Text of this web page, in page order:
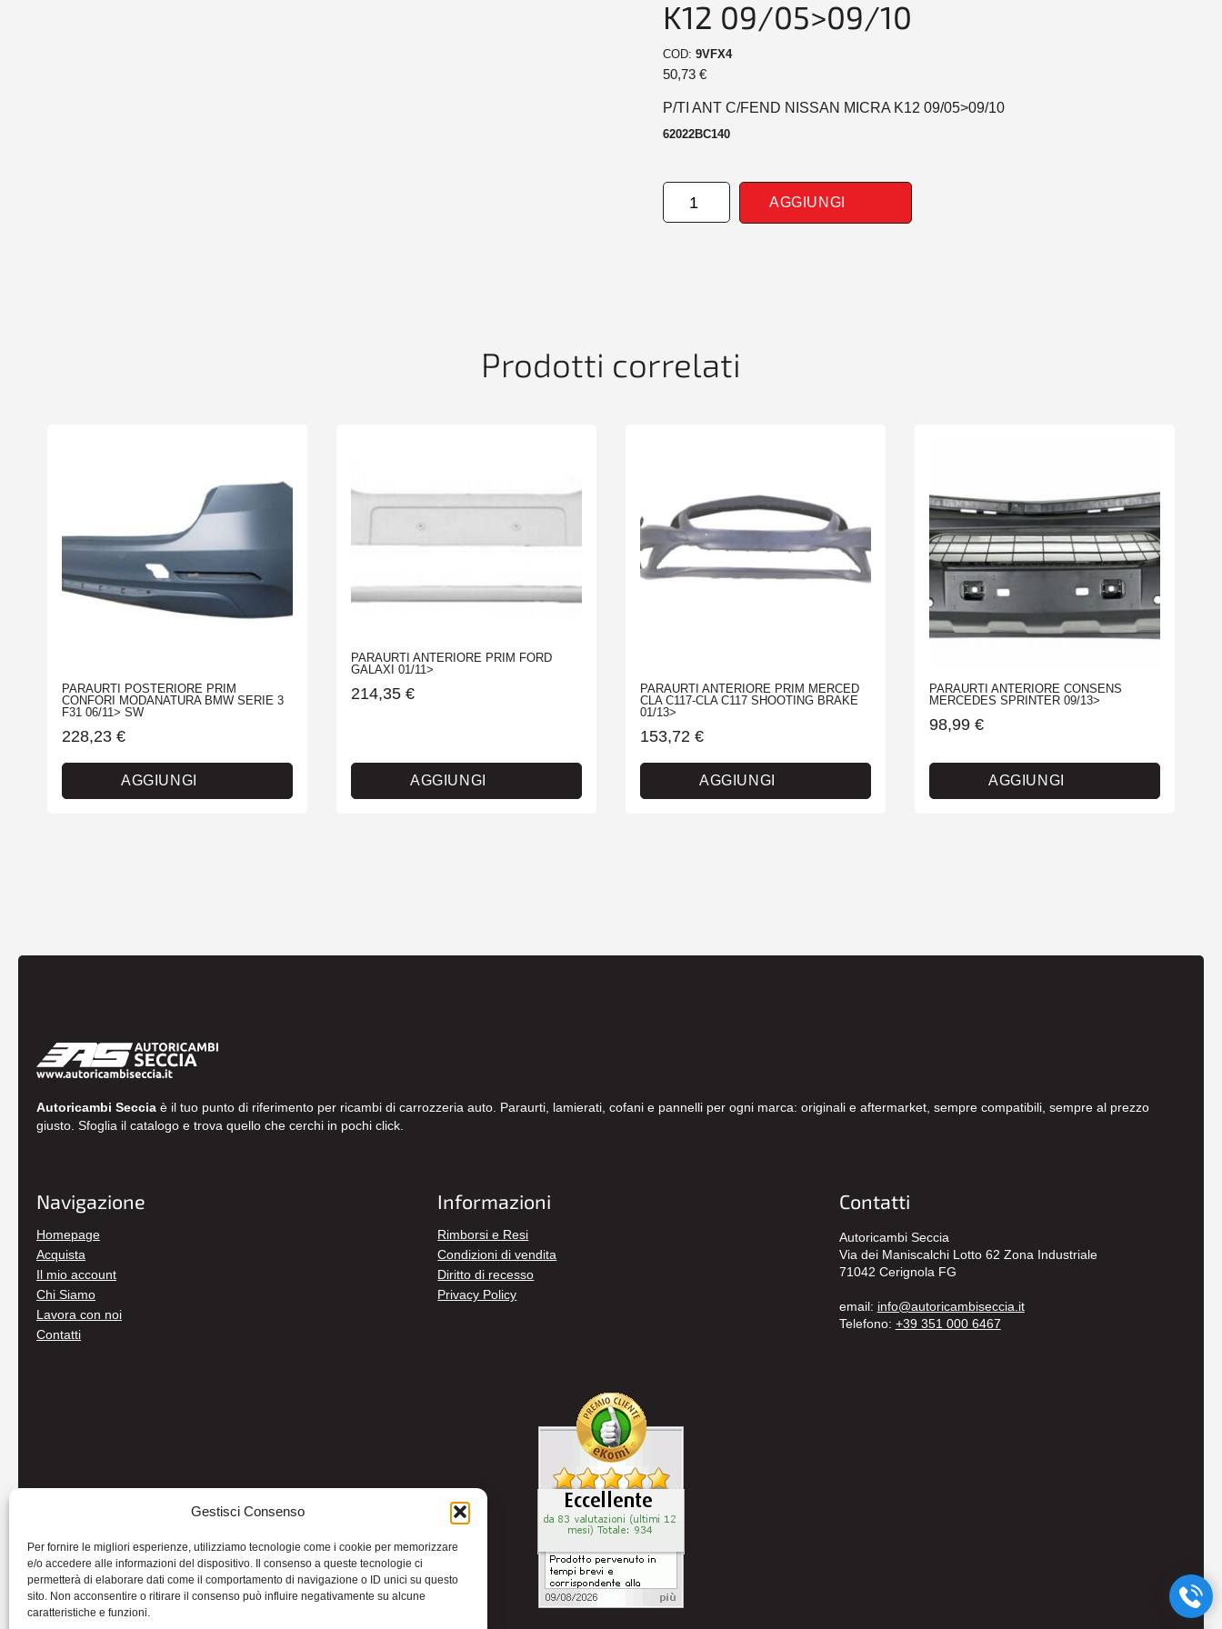
Gestisci Consenso
Per fornire le migliori esperienze, utilizziamo tecnologie come i cookie per memorizzare
e/o accedere alle informazioni del dispositivo. Il consenso a queste tecnologie ci
permetterà di elaborare dati come il comportamento di navigazione o ID unici su questo
sito. Non acconsentire o ritirare il consenso può influire negativamente su alcune
caratteristiche e funzioni.
K12 09/05>09/10
COD: 9VFX4
50,73 €
P/TI ANT C/FEND NISSAN MICRA K12 09/05>09/10
62022BC140
PARAURTI
ANTERIORE
AGGIUNGI
Prodotti correlati
PARAURTI POSTERIORE PRIM
CONFORI MODANATURA BMW SERIE 3
F31 06/11> SW
228,23 €
AGGIUNGI
PARAURTI ANTERIORE PRIM FORD
GALAXI 01/11>
214,35 €
AGGIUNGI
PARAURTI ANTERIORE PRIM MERCED
CLA C117-CLA C117 SHOOTING BRAKE
01/13>
153,72 €
AGGIUNGI
PARAURTI ANTERIORE CONSENS
MERCEDES SPRINTER 09/13>
98,99 €
AGGIUNGI
Autoricambi Seccia è il tuo punto di riferimento per ricambi di carrozzeria auto. Paraurti, lamierati, cofani e pannelli per ogni marca: originali e aftermarket, sempre compatibili, sempre al prezzo
giusto. Sfoglia il catalogo e trova quello che cerchi in pochi click.
Navigazione
Homepage
Acquista
Il mio account
Chi Siamo
Lavora con noi
Contatti
Informazioni
Rimborsi e Resi
Condizioni di vendita
Diritto di recesso
Privacy Policy
Contatti
Autoricambi Seccia
Via dei Maniscalchi Lotto 62 Zona Industriale
71042 Cerignola FG
email: info@autoricambiseccia.it
Telefono: +39 351 000 6467